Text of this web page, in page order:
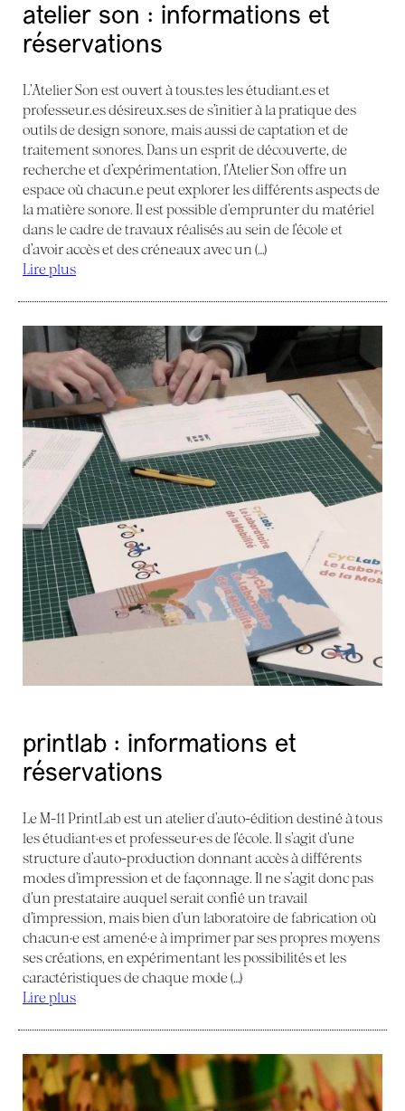
atelier son : informations et
réservations
L’Atelier Son est ouvert à tous.tes les étudiant.es et
professeur.es désireux.ses de s’initier à la pratique des
outils de design sonore, mais aussi de captation et de
traitement sonores. Dans un esprit de découverte, de
recherche et d’expérimentation, l’Atelier Son offre un
espace où chacun.e peut explorer les différents aspects de
la matière sonore. Il est possible d’emprunter du matériel
dans le cadre de travaux réalisés au sein de l’école et
d’avoir accès et des créneaux avec un (…)
Lire plus
printlab : informations et
réservations
Le M-11 PrintLab est un atelier d’auto-édition destiné à tous
les étudiant·es et professeur·es de l’école. Il s’agit d’une
structure d’auto-production donnant accès à différents
modes d’impression et de façonnage. Il ne s’agit donc pas
d’un prestataire auquel serait confié un travail
d’impression, mais bien d’un laboratoire de fabrication où
chacun·e est amené·e à imprimer par ses propres moyens
ses créations, en expérimentant les possibilités et les
caractéristiques de chaque mode (…)
Lire plus